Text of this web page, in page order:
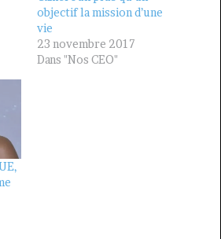
objectif la mission d’une
vie
23 novembre 2017
Dans "Nos CEO"